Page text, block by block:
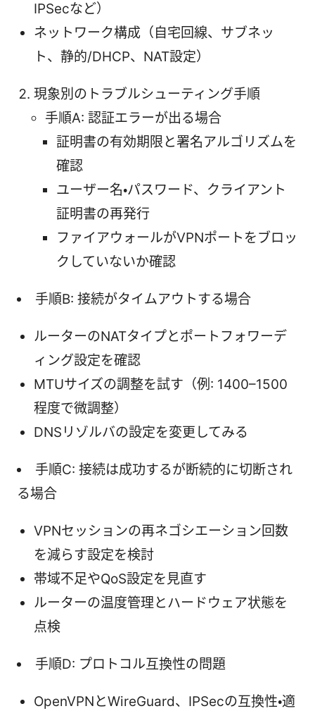
IPSecなど）
ネットワーク構成（自宅回線、サブネッ
ト、静的/DHCP、NAT設定）
現象別のトラブルシューティング手順
手順A: 認証エラーが出る場合
証明書の有効期限と署名アルゴリズムを
確認
ユーザー名・パスワード、クライアント
証明書の再発行
ファイアウォールがVPNポートをブロッ
クしていないか確認
手順B: 接続がタイムアウトする場合
ルーターのNATタイプとポートフォワーデ
ィング設定を確認
MTUサイズの調整を試す（例: 1400–1500
程度で微調整）
DNSリゾルバの設定を変更してみる
手順C: 接続は成功するが断続的に切断され
る場合
VPNセッションの再ネゴシエーション回数
を減らす設定を検討
帯域不足やQoS設定を見直す
ルーターの温度管理とハードウェア状態を
点検
手順D: プロトコル互換性の問題
OpenVPNとWireGuard、IPSecの互換性・適